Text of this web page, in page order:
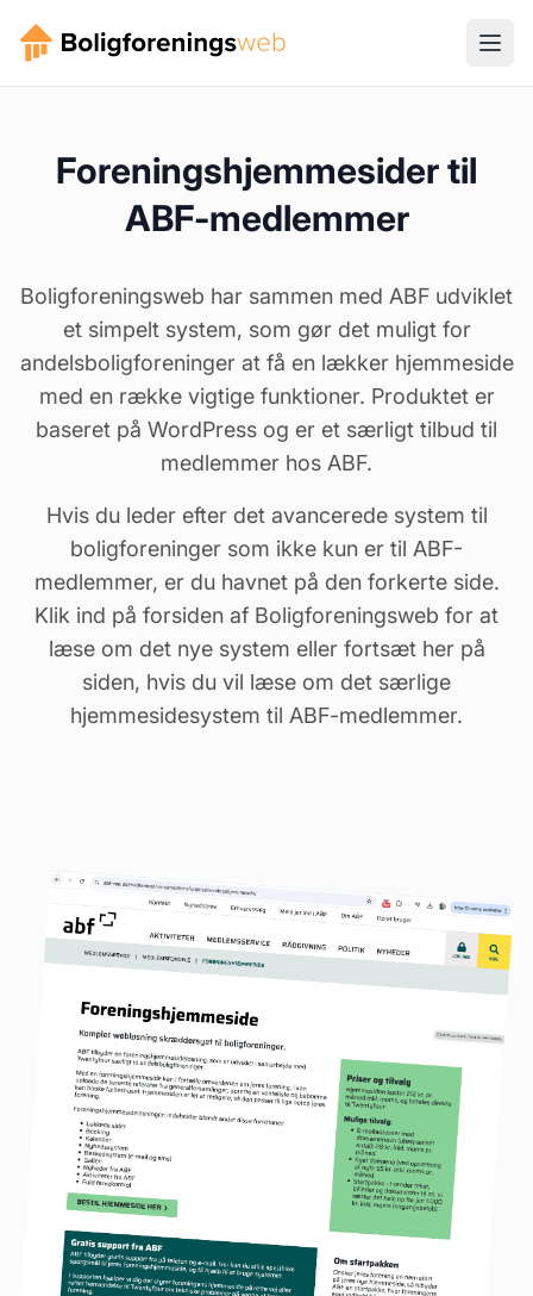
Foreningshjemmesider til
ABF-medlemmer
Boligforeningsweb har sammen med ABF udviklet
et simpelt system, som gør det muligt for
andelsboligforeninger at få en lækker hjemmeside
med en række vigtige funktioner. Produktet er
baseret på WordPress og er et særligt tilbud til
medlemmer hos ABF.
Hvis du leder efter det avancerede system til
boligforeninger som ikke kun er til ABF-
medlemmer, er du havnet på den forkerte side.
Klik ind på forsiden af Boligforeningsweb for at
læse om det nye system eller fortsæt her på
siden, hvis du vil læse om det særlige
hjemmesidesystem til ABF-medlemmer.